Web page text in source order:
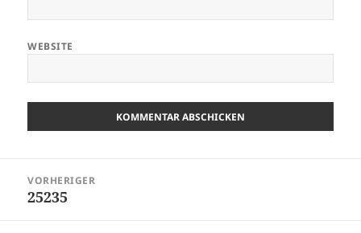
WEBSITE
VORHERIGER
Vorheriger
25235